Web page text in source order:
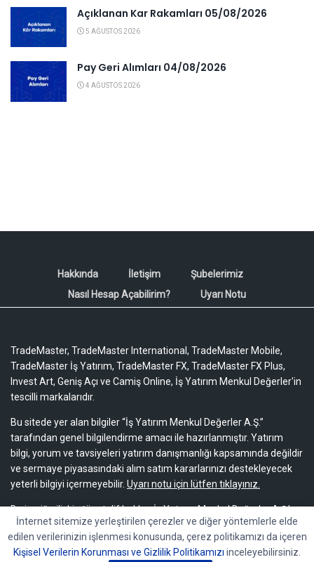
Açıklanan Kar Rakamları 05/08/2026
5 AĞUSTOS 2026
Pay Geri Alımları 04/08/2026
4 AĞUSTOS 2026
Hakkında İletişim
Şubelerimiz
Nasıl Hesap Açabilirim?
Uyarı Notu
TradeMaster, TradeMaster International, TradeMaster Mobile,
TradeMaster İş Yatırım, TradeMaster FX, TradeMaster FX Plus,
Invest Art, Geniş Açı ve Camiş Online, İş Yatırım Menkul Değerler'in
tescilli markalarıdır.
Bu sitede yer alan bilgiler “İş Yatırım Menkul Değerler A.Ş.”
tarafından genel bilgilendirme amacı ile hazırlanmıştır. Yatırım
bilgi, yorum ve tavsiyeleri yatırım danışmanlığı kapsamında değildir
ve sermaye piyasasındaki alım satım kararlarınızı destekleyecek
yeterli bilgiyi içermeyebilir. Uyarı notu için lütfen tıklayınız.
Bu içeriğe ilişkin tüm telif hakları İş Yatırım Menkul Değerler A.Ş.’ye
aittir. Bu içerik, açık iznimiz olmaksızın başkaları tarafından
herhangi bir amaçla, kısmen veya tamamen çoğaltılamaz,
dağıtılamaz, yayımlanamaz veya değiştirilemez.
İnternet sitemize yerleştirilen çerezler ve diğer yöntemlerle elde
edilen verilerinizin işlenmesi konusunda, çerez politikamızı da içeren
Kişisel Verilerin Korunması ve Gizlilik Politikamızı inceleyebilirsiniz.